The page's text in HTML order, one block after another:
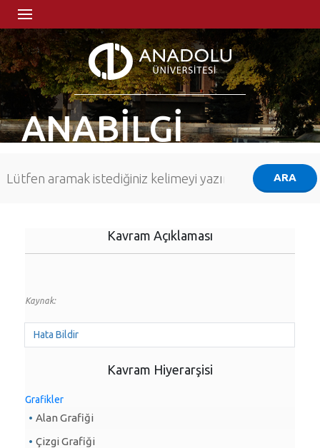
ANABİLGİ
Kavram Açıklaması
Kaynak:
Hata Bildir
Kavram Hiyerarşisi
Grafikler
Alan Grafiği
Çizgi Grafiği